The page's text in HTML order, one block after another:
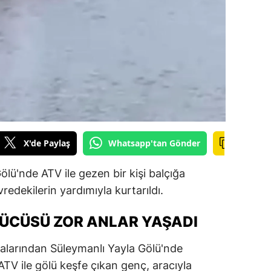
X'de Paylaş Whatsapp'tan Gönder
ATV ile gezen bir kişi balçığa
yardımıyla kurtarıldı.
ZOR ANLAR YAŞADI
Süleymanlı Yayla Gölü'nde
ile gölü keşfe çıkan genç, aracıyla